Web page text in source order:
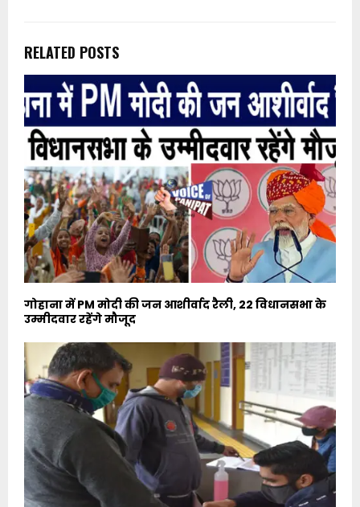
RELATED POSTS
गोहाना में PM मोदी की जन आशीर्वाद रैली, 22 विधानसभा के
उम्मीदवार रहेंगे मौजूद